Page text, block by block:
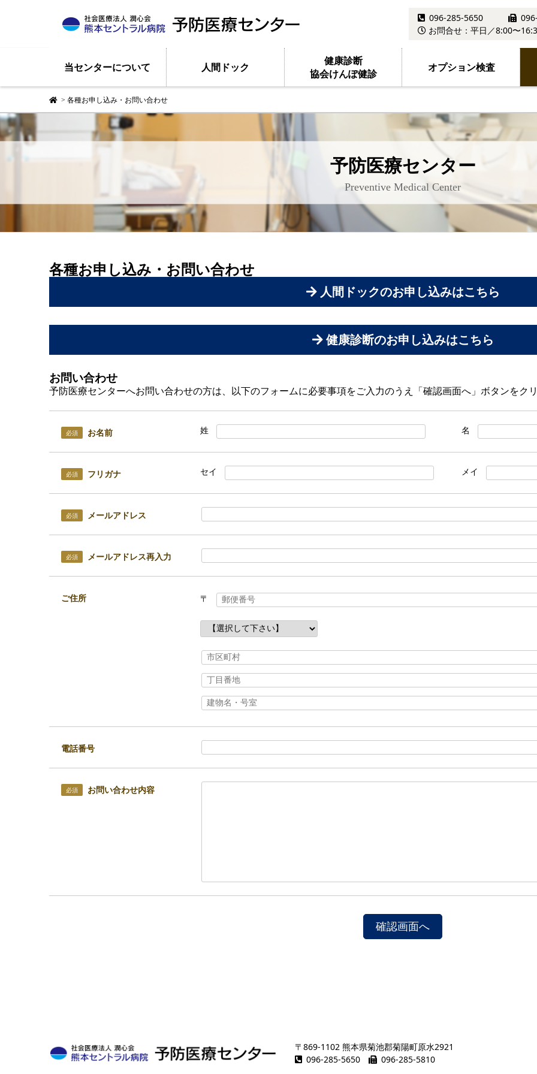
096-285-5650
お問合せ：平日／8:00〜
当センターについて 人間ドック
健康診断
協会けんぽ健診
オプション検査
> 各種お申し込み・お問い合わせ
予防医療センター
Preventive Medical Center
各種お申し込み・お問い合わせ
人間ドックのお申し込みはこちら
健康診断のお申し込みはこちら
お問い合わせ
予防医療センターへお問い合わせの方は、以下のフォームに必要事項をご入力のうえ「確認画面へ」ボタンをク
必須 お名前 姓 名
必須 フリガナ セイ メイ
必須 メールアドレス
必須 メールアドレス再入力
ご住所 〒
電話番号
必須 お問い合わせ内容
確認画面へ
〒869-1102 熊本県菊池郡菊陽町原水2921
096-285-5650
096-285-5810